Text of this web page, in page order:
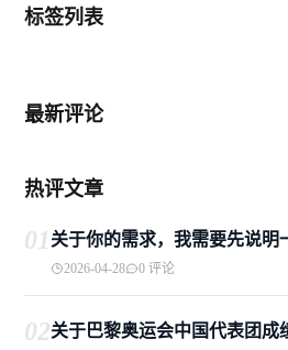
标签列表
最新评论
热评文章
01关于你的需求，我需要先说明
2026-04-28 0 评论
02关于巴黎奥运会中国代表团成